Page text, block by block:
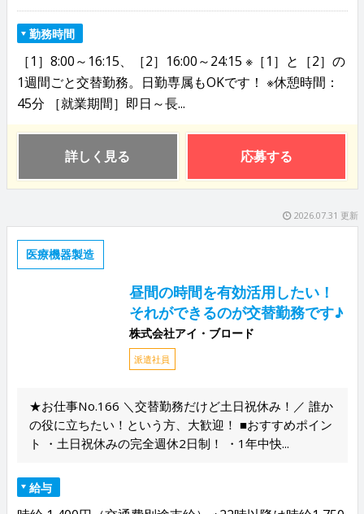
勤務時間
［1］8:00～16:15、［2］16:00～24:15 ※［1］と［2］の
1週間ごと交替勤務。日勤専属もOKです！ ※休憩時間：
45分 ［就業期間］即日～長...
詳しく見る 応募する
2026.07.31 更新
医療機器製造
昼間の時間を有効活用したい！
それができるのが交替勤務です♪
株式会社アイ・ブロード
派遣社員
★お仕事No.166 ＼交替勤務だけど土日祝休み！／ 誰か
の役に立ちたい！という方、大歓迎！ ■おすすめポイン
ト ・土日祝休みの完全週休2日制！ ・1年中快...
給与